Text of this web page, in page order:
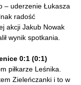
– uderzenie Łukasza
radość
akcji Jakub Nowak
wynik spotkania.
0:1 (0:1)
piłkarze Leśnika.
Zieleńczanki i to w